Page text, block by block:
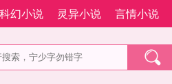
科幻小说 灵异小说 言情小说